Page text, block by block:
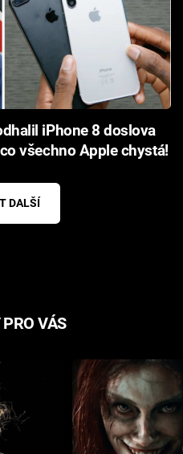
iPhone 8 doslova
všechno Apple chystá!
DALŠÍ
VÁS